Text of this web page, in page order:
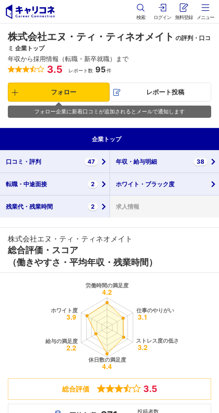
検索 ログイン 無料登録 メニュー
株式会社エヌ・ティ・ティネオメイト の評判・口コ
ミ 企業トップ
年収から採用情報（転職・新卒就職）まで
3.5 レポート数 95件
フォロー レポート投稿
フォロー企業に新着口コミが追加されるとメールで通知します
企業 トップ
口コミ・ 評判 47 年収・ 給与明細 38
転職・ 中途面接 2 ホワイト・ ブラック度
残業代・ 残業時間 2 求人情報
株式会社エヌ・ティ・ティネオメイト
総合評価・スコア
（働きやすさ・平均年収・残業時間）
総合評価 3.5
投稿者数